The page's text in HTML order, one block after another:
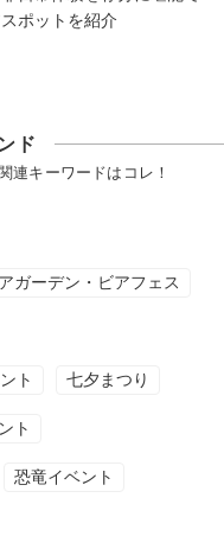
ポットを紹介
ド
連キーワードはコレ！
ガーデン・ビアフェス
ト 七夕まつり
ト
恐竜イベント